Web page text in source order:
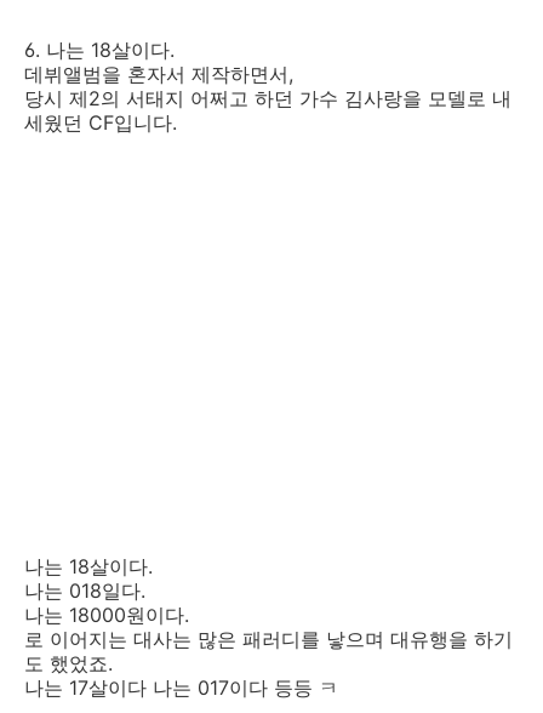
6. 나는 18살이다.
데뷔앨범을 혼자서 제작하면서,
당시 제2의 서태지 어쩌고 하던 가수 김사랑을 모델로 내
세웠던 CF입니다.
나는 18살이다.
나는 018일다.
나는 18000원이다.
로 이어지는 대사는 많은 패러디를 낳으며 대유행을 하기
도 했었죠.
나는 17살이다 나는 017이다 등등 ㅋ